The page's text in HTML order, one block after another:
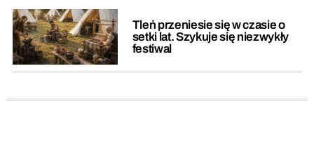
Tleń przeniesie się w czasie o
setki lat. Szykuje się niezwykły
festiwal